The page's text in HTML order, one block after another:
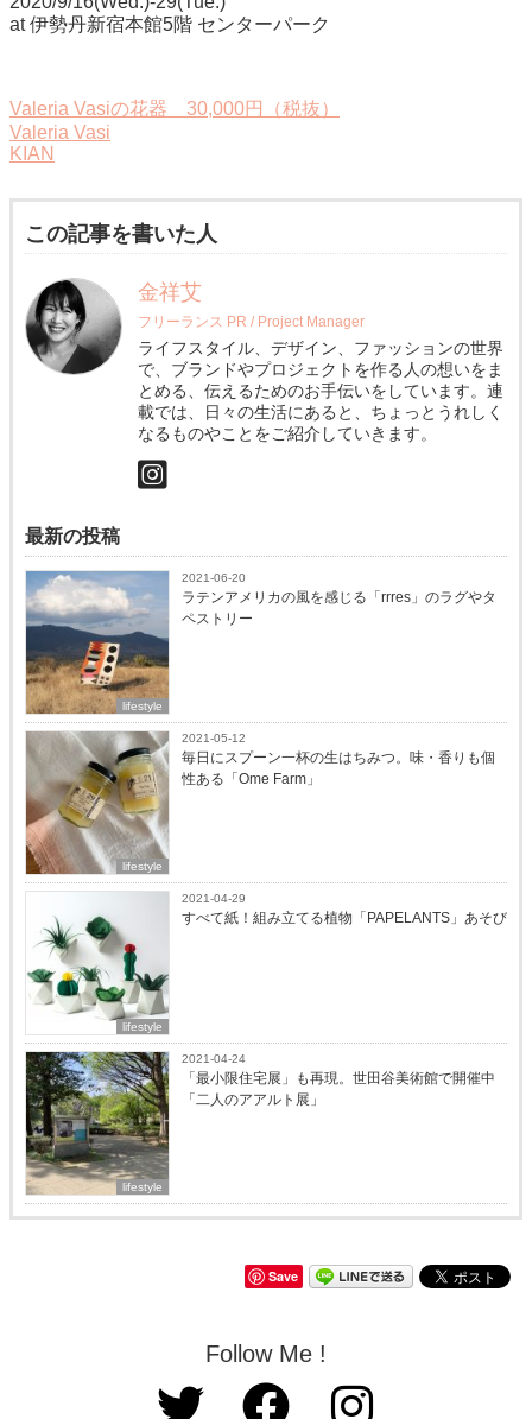
at 伊勢丹新宿本館5階 センターパーク
Valeria Vasiの花器 30,000円（税抜）
Valeria Vasi
KIAN
この記事を書いた人
金祥艾
フリーランス PR / Project Manager
ライフスタイル、デザイン、ファッションの世界
で、ブランドやプロジェクトを作る人の想いをま
とめる、伝えるためのお手伝いをしています。連
載では、日々の生活にあると、ちょっとうれしく
なるものやことをご紹介していきます。
最新の投稿
lifestyle
2021-06-20
ラテンアメリカの風を感じる「rrres」のラグやタ
ペストリー
lifestyle
2021-05-12
毎日にスプーン一杯の生はちみつ。味・香りも個
性ある「Ome Farm」
lifestyle
2021-04-29
すべて紙！組み立てる植物「PAPELANTS」あそび
lifestyle
2021-04-24
「最小限住宅展」も再現。世田谷美術館で開催中
「二人のアアルト展」
Save
Follow Me !